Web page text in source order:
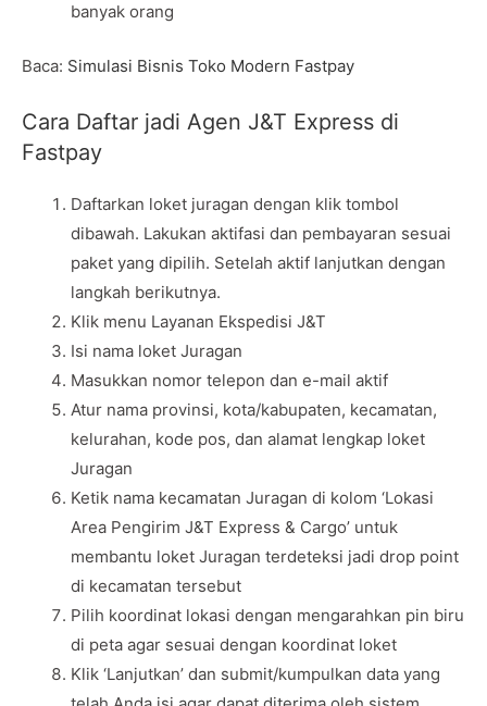
banyak orang
Baca: Simulasi Bisnis Toko Modern Fastpay
Cara Daftar jadi Agen J&T Express di
Fastpay
Daftarkan loket juragan dengan klik tombol
dibawah. Lakukan aktifasi dan pembayaran sesuai
paket yang dipilih. Setelah aktif lanjutkan dengan
langkah berikutnya.
Klik menu Layanan Ekspedisi J&T
Isi nama loket Juragan
Masukkan nomor telepon dan e-mail aktif
Atur nama provinsi, kota/kabupaten, kecamatan,
kelurahan, kode pos, dan alamat lengkap loket
Juragan
Ketik nama kecamatan Juragan di kolom ‘Lokasi
Area Pengirim J&T Express & Cargo’ untuk
membantu loket Juragan terdeteksi jadi drop point
di kecamatan tersebut
Pilih koordinat lokasi dengan mengarahkan pin biru
di peta agar sesuai dengan koordinat loket
Klik ‘Lanjutkan’ dan submit/kumpulkan data yang